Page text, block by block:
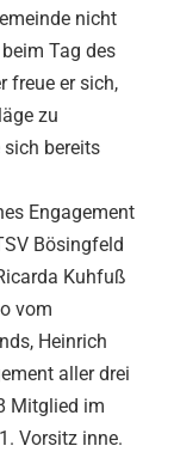
nicht
Tag des
freue er sich,
zu
sich bereits
Engagement
Bösingfeld
Kuhfuß
vom
Heinrich
aller drei
Mitglied im
Vorsitz inne.